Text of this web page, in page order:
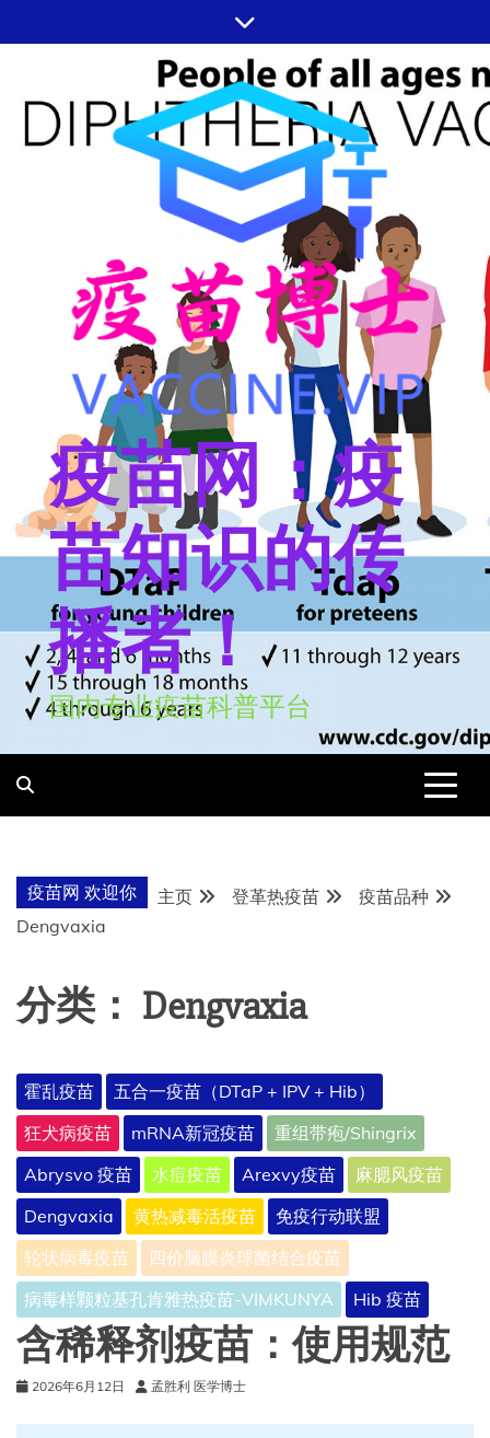
至
疫苗网：疫
苗知识的传
播者！
国内专业疫苗科普平台
疫苗网 欢迎你 主页 登革热疫苗
疫苗品种
Dengvaxia
分类： Dengvaxia
霍乱疫苗
五合一疫苗（DTaP + IPV + Hib）
狂犬病疫苗
mRNA新冠疫苗
重组带疱/Shingrix
Abrysvo 疫苗
水痘疫苗 Arexvy疫苗
麻腮风疫苗
Dengvaxia
黄热减毒活疫苗
免疫行动联盟
轮状病毒疫苗
四价脑膜炎球菌结合疫苗
病毒样颗粒基孔肯雅热疫苗-VIMKUNYA
Hib 疫苗
含稀释剂疫苗：使用规范
2026年6月12日 孟胜利 医学博士